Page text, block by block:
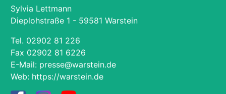
Sylvia Lettmann
Dieplohstraße 1 - 59581 Warstein
Tel. 02902 81 226
Fax 02902 81 6226
E-Mail: presse@warstein.de
Web: https://warstein.de